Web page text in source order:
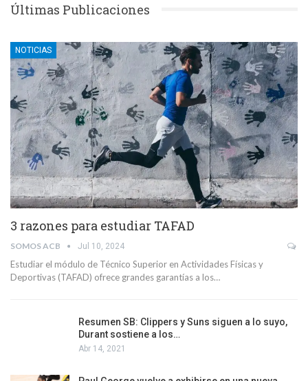
Últimas Publicaciones
NOTICIAS
3 razones para estudiar TAFAD
SOMOS ACB Jul 10, 2024
Estudiar el módulo de Técnico Superior en Actividades Físicas y
Deportivas (TAFAD) ofrece grandes garantías a los…
Resumen SB: Clippers y Suns siguen a lo suyo,
Durant sostiene a los…
Abr 14, 2021